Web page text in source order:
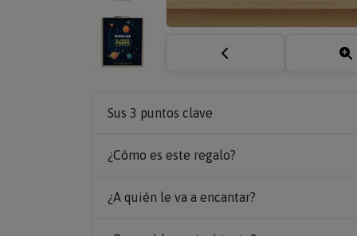
Sus 3 puntos clave
¿Cómo es este regalo?
¿A quién le va a encantar?